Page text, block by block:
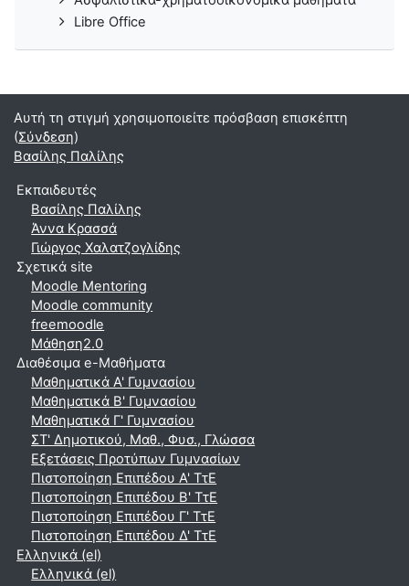
Libre Office
Αυτή τη στιγμή χρησιμοποιείτε πρόσβαση επισκέπτη
(Σύνδεση)
Βασίλης Παλίλης
Εκπαιδευτές
Βασίλης Παλίλης
Άννα Κρασσά
Γιώργος Χαλατζογλίδης
Σχετικά site
Moodle Mentoring
Moodle community
freemoodle
Μάθηση2.0
Διαθέσιμα e-Μαθήματα
Μαθηματικά A' Γυμνασίου
Μαθηματικά Β' Γυμνασίου
Μαθηματικά Γ' Γυμνασίου
ΣΤ' Δημοτικού, Μαθ., Φυσ., Γλώσσα
Εξετάσεις Προτύπων Γυμνασίων
Πιστοποίηση Επιπέδου Α' ΤτΕ
Πιστοποίηση Επιπέδου Β' ΤτΕ
Πιστοποίηση Επιπέδου Γ' ΤτΕ
Πιστοποίηση Επιπέδου Δ' ΤτΕ
Ελληνικά ‎(el)‎
Ελληνικά ‎(el)‎